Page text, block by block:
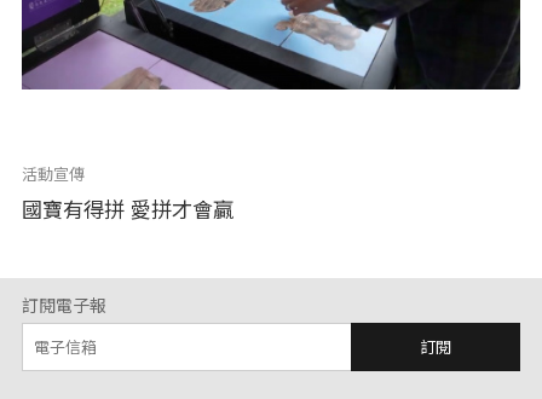
活動宣傳
國寶有得拼 愛拼才會贏
訂閱電子報
訂閱